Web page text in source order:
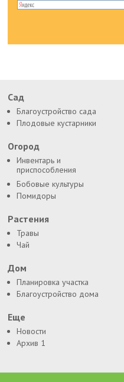
Сад
Благоустройство сада
Плодовые кустарники
Огород
Инвентарь и
приспособления
Бобовые культуры
Помидоры
Растения
Травы
Чай
Дом
Планировка участка
Благоустройство дома
Еще
Новости
Архив 1